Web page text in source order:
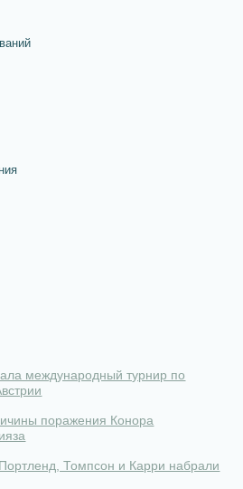
международный турнир по
поражения Конора
Томпсон и Карри набрали